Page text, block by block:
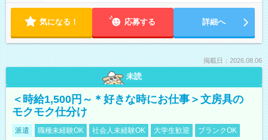
気になる！ 応募する 詳細へ
掲載日：2026.08.06
未読
＜時給1,500円～＊好きな時にお仕事＞文房具の
モクモク仕分け
派遣 職種未経験OK 社会人未経験OK 大学生歓迎
ブランクOK